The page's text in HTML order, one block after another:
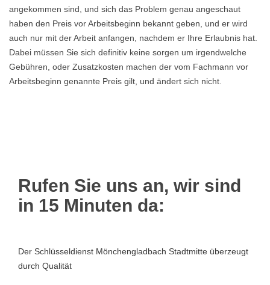
angekommen sind, und sich das Problem genau angeschaut
haben den Preis vor Arbeitsbeginn bekannt geben, und er wird
auch nur mit der Arbeit anfangen, nachdem er Ihre Erlaubnis hat.
Dabei müssen Sie sich definitiv keine sorgen um irgendwelche
Gebühren, oder Zusatzkosten machen der vom Fachmann vor
Arbeitsbeginn genannte Preis gilt, und ändert sich nicht.
Rufen Sie uns an, wir sind
in 15 Minuten da:
Der Schlüsseldienst Mönchengladbach Stadtmitte überzeugt
durch Qualität